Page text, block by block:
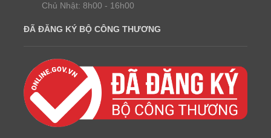
Chủ Nhật: 8h00 - 16h00
ĐÃ ĐĂNG KÝ BỘ CÔNG THƯƠNG